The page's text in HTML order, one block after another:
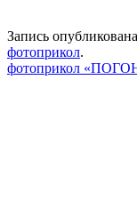
Запись опубликована
фотоприкол.
фотоприкол